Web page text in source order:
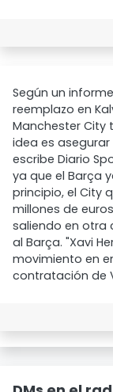
Según un
reemplazo en
Manchester City
idea es
escribe Diario
ya que el Barça
principio, el City
millones de
saliendo en otra
al Barça. "Xavi
movimiento en
contratación de